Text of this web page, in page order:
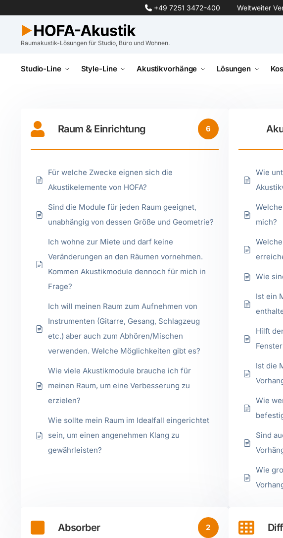
+49 7251 3472-400 Weltweiter
Raumakustik-Lösungen für Studio, Büro und Wohnen.
Studio-Line Style-Line Akustikvorhänge Lösungen
Raum & Einrichtung 6
Für welche Zwecke eignen sich die
Akustikelemente von HOFA?
Sind die Module für jeden Raum geeignet,
unabhängig von dessen Größe und Geometrie?
Ich wohne zur Miete und darf keine
Veränderungen an den Räumen vornehmen.
Kommen Akustikmodule dennoch für mich in
Frage?
Ich will meinen Raum zum Aufnehmen von
Instrumenten (Gitarre, Gesang, Schlagzeug
etc.) aber auch zum Abhören/Mischen
verwenden. Welche Möglichkeiten gibt es?
Wie viele Akustikmodule brauche ich für
meinen Raum, um eine Verbesserung zu
erzielen?
Wie sollte mein Raum im Idealfall eingerichtet
sein, um einen angenehmen Klang zu
gewährleisten?
Wie
mich?
Wie
Ist ein
Hilft
Ist die
Wie
Sind
Wie
Absorber 2